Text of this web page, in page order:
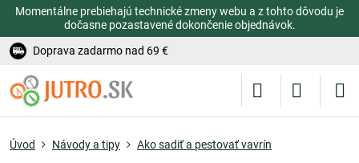
Momentálne prebiehajú technické zmeny webu a z tohto dôvodu je
dočasne pozastavené dokončenie objednávok.
Doprava zadarmo nad 69 €
Úvod Návody a tipy Ako sadiť a pestovať vavrín